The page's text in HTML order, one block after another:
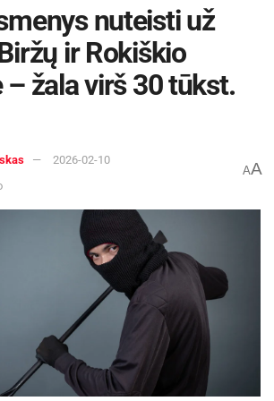
nuteisti už
ir Rokiškio
– žala virš 30 tūkst.
2026-02-10
AA